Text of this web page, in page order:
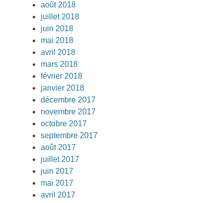
août 2018
juillet 2018
juin 2018
mai 2018
avril 2018
mars 2018
février 2018
janvier 2018
décembre 2017
novembre 2017
octobre 2017
septembre 2017
août 2017
juillet 2017
juin 2017
mai 2017
avril 2017